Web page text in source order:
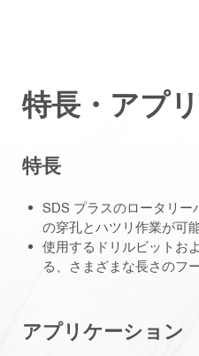
特長・アプ
特長
SDS プラスのロータリー
の穿孔とハツリ作業が可
使用するドリルビットお
る、さまざまな長さのフ
アプリケーション